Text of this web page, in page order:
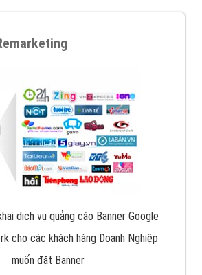
dịch vụ quảng cáo Banner Google
cho các khách hàng Doanh Nghiệp
muốn đặt Banner